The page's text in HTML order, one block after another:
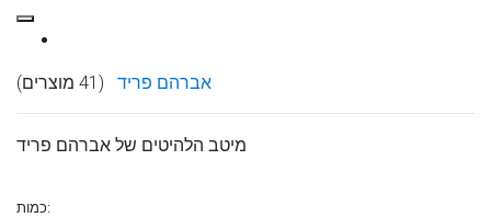
אברהם פריד (41 מוצרים)
כמות: